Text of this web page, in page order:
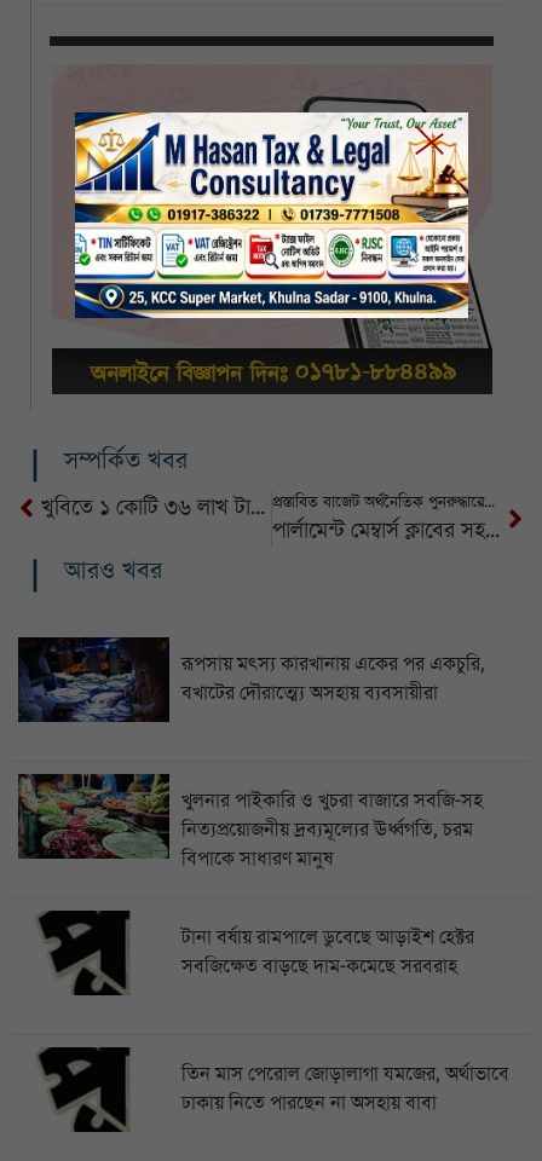
সম্পর্কিত খবর
খুবিতে ১ কোটি ৩৬ লাখ টাকার গবেষণা অনুদানের চেক বিতরণ প্রস্তাবিত বাজেট অর্থনৈতিক পুনরুদ্ধারের অনন্য দলিল
পার্লামেন্ট মেম্বার্স ক্লাবের সহ-সভাপতি হলেন বকুল
আরও খবর
রূপসায় মৎস্য কারখানায় একের পর একচুরি,
বখাটের দৌরাত্ম্যে অসহায় ব্যবসায়ীরা
খুলনার পাইকারি ও খুচরা বাজারে সবজি-সহ
নিত্যপ্রয়োজনীয় দ্রব্যমূল্যের ঊর্ধ্বগতি, চরম
বিপাকে সাধারণ মানুষ
টানা বর্ষায় রামপালে ডুবেছে আড়াইশ হেক্টর
সবজিক্ষেত বাড়ছে দাম-কমেছে সরবরাহ
তিন মাস পেরোল জোড়ালাগা যমজের, অর্থাভাবে
ঢাকায় নিতে পারছেন না অসহায় বাবা